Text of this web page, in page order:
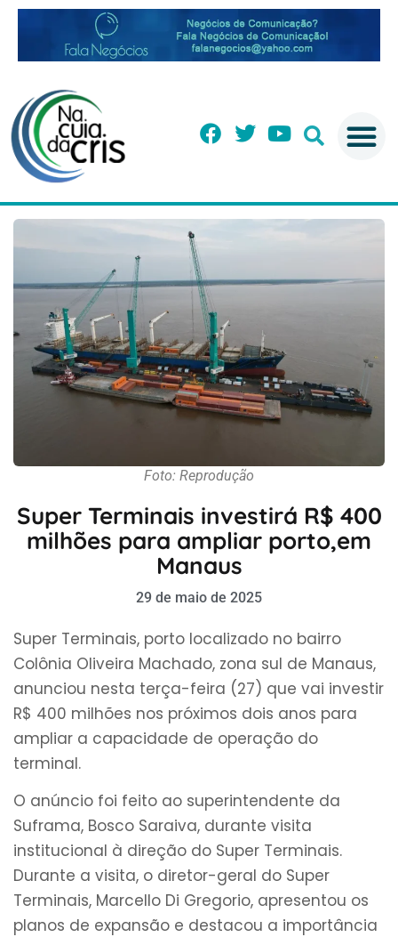
Foto: Reprodução
Super Terminais investirá R$ 400
milhões para ampliar porto,em
Manaus
29 de maio de 2025
Super Terminais, porto localizado no bairro
Colônia Oliveira Machado, zona sul de Manaus,
anunciou nesta terça-feira (27) que vai investir
R$ 400 milhões nos próximos dois anos para
ampliar a capacidade de operação do
terminal.
O anúncio foi feito ao superintendente da
Suframa, Bosco Saraiva, durante visita
institucional à direção do Super Terminais.
Durante a visita, o diretor-geral do Super
Terminais, Marcello Di Gregorio, apresentou os
planos de expansão e destacou a importância